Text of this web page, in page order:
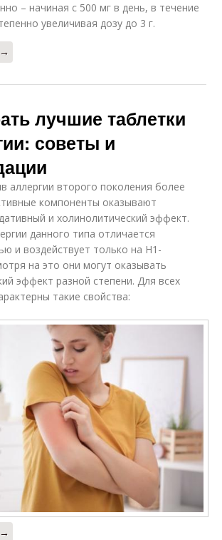
– начиная с 500 мг в день, в течение
увеличивая дозу до 3 г.
лучшие таблетки
советы и
аллергии второго поколения более
компоненты оказывают
и холинолитический эффект.
данного типа отличается
и воздействует только на Н1-
на это они могут оказывать
эффект разной степени. Для всех
такие свойства: